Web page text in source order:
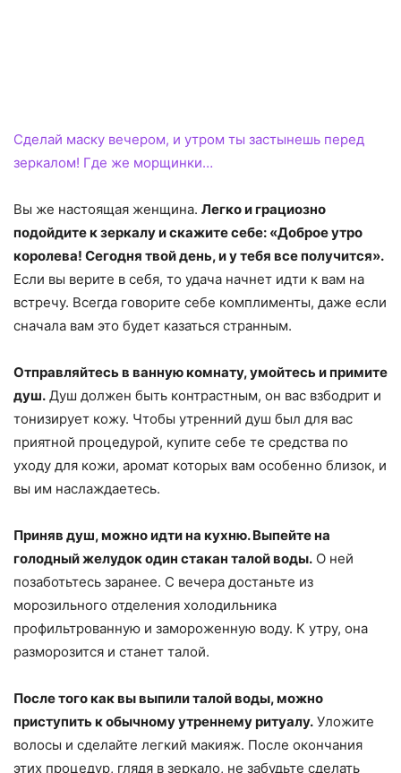
Сделай маску вечером, и утром ты застынешь перед
зеркалом! Где же морщинки…
Вы же настоящая женщина. Легко и грациозно
подойдите к зеркалу и скажите себе: «Доброе утро
королева! Сегодня твой день, и у тебя все получится».
Если вы верите в себя, то удача начнет идти к вам на
встречу. Всегда говорите себе комплименты, даже если
сначала вам это будет казаться странным.
Отправляйтесь в ванную комнату, умойтесь и примите
душ. Душ должен быть контрастным, он вас взбодрит и
тонизирует кожу. Чтобы утренний душ был для вас
приятной процедурой, купите себе те средства по
уходу для кожи, аромат которых вам особенно близок, и
вы им наслаждаетесь.
Приняв душ, можно идти на кухню. Выпейте на
голодный желудок один стакан талой воды. О ней
позаботьтесь заранее. С вечера достаньте из
морозильного отделения холодильника
профильтрованную и замороженную воду. К утру, она
разморозится и станет талой.
После того как вы выпили талой воды, можно
приступить к обычному утреннему ритуалу. Уложите
волосы и сделайте легкий макияж. После окончания
этих процедур, глядя в зеркало, не забудьте сделать